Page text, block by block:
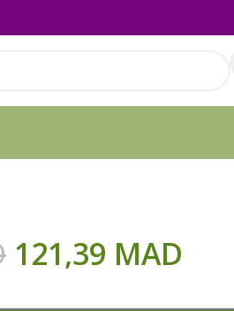
121,39 MAD